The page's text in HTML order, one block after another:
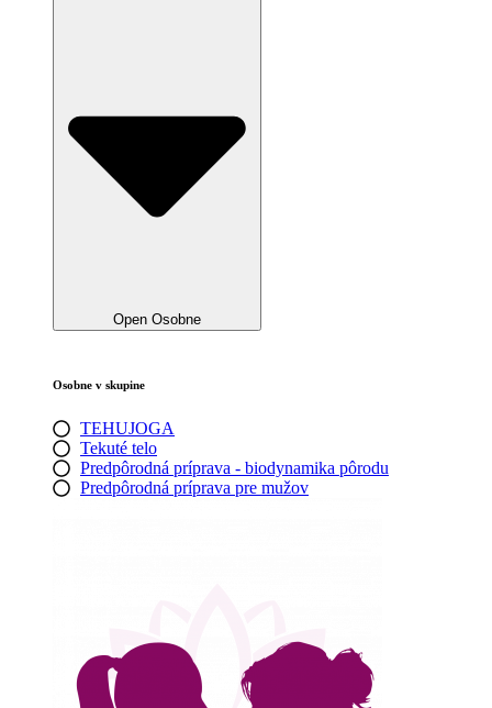
Open Osobne
Osobne v skupine
TEHUJOGA
Tekuté telo
Predpôrodná príprava - biodynamika pôrodu
Predpôrodná príprava pre mužov